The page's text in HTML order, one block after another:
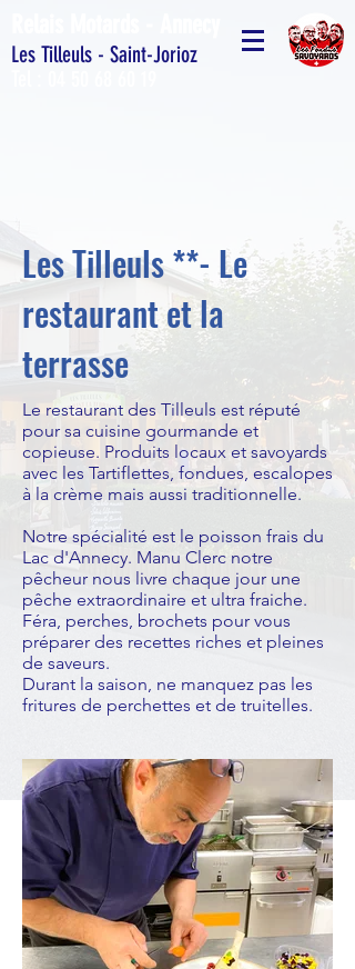
Les Tilleuls - Saint-Jorioz
Les Tilleuls **- Le
restaurant et la
terrasse
Le restaurant des Tilleuls est réputé
pour sa cuisine gourmande et
copieuse. Produits locaux et savoyards
avec les Tartiflettes, fondues, escalopes
à la crème mais aussi traditionnelle.
Notre spécialité est le poisson frais du
Lac d'Annecy. Manu Clerc notre
pêcheur nous livre chaque jour une
pêche extraordinaire et ultra fraiche.
Féra, perches, brochets pour vous
préparer des recettes riches et pleines
de saveurs.
Durant la saison, ne manquez pas les
fritures de perchettes et de truitelles.